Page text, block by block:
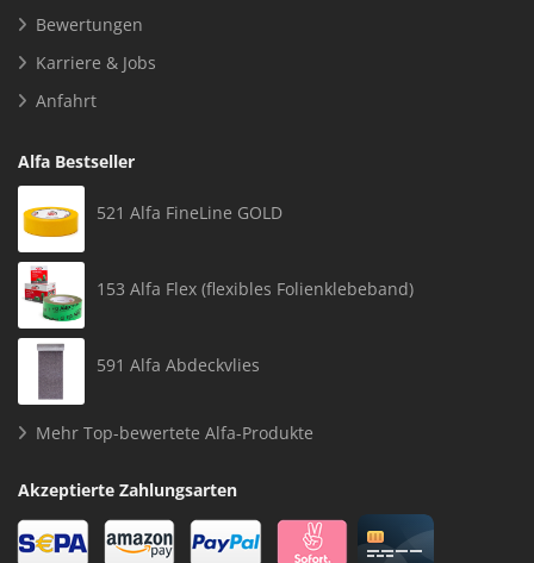
Bewertungen
Karriere & Jobs
Anfahrt
Alfa Bestseller
521 Alfa FineLine GOLD
153 Alfa Flex (flexibles Folienklebeband)
591 Alfa Abdeckvlies
Mehr Top-bewertete Alfa-Produkte
Akzeptierte Zahlungsarten